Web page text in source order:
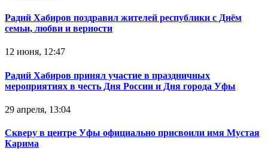
Радий Хабиров поздравил жителей республики с Днём
семьи, любви и верности
12 июня, 12:47
Радий Хабиров принял участие в праздничных
мероприятиях в честь Дня России и Дня города Уфы
29 апреля, 13:04
Скверу в центре Уфы официально присвоили имя Мустая
Карима